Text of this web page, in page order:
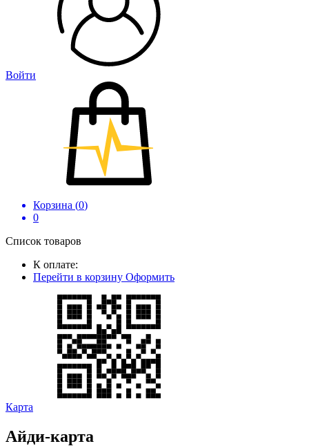
Войти
Корзина (0)
0
Список товаров
К оплате:
Перейти в корзину Оформить
Карта
Айди-карта